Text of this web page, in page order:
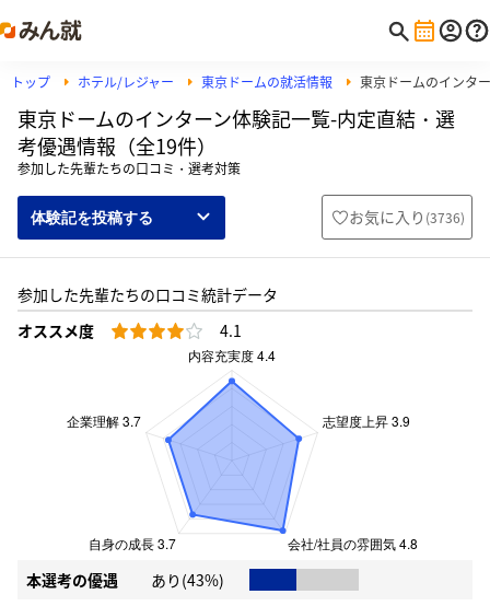
トップ ホテル/レジャー 東京ドームの就活情報 東京ドームのインタ
東京ドームのインターン体験記一覧-内定直結・選
考優遇情報（全19件）
参加した先輩たちの口コミ・選考対策
体験記を投稿する お気に入り (3736)
参加した先輩たちの口コミ統計データ
オススメ度
4.1
本選考の優遇
あり(43%)